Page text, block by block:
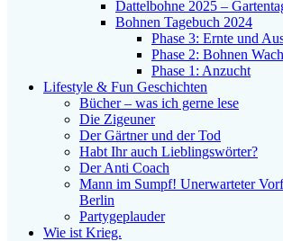
Dattelbohne 2025 –
Bohnen Tagebuch 2024
Phase 3: Ernte und
Phase 2: Bohnen
Phase 1: Anzucht
Lifestyle & Fun Geschichten
Bücher – was ich gerne lese
Die Zigeuner
Der Gärtner und der Tod
Habt Ihr auch Lieblingswörter?
Der Anti Coach
Mann im Sumpf! Unerwarteter
Berlin
Partygeplauder
Wie ist Krieg.